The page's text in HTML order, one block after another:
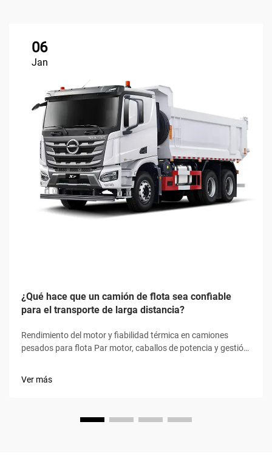
06
Jan
¿Qué hace que un camión de flota sea confiable
para el transporte de larga distancia?
Rendimiento del motor y fiabilidad térmica en camiones
pesados para flota Par motor, caballos de potencia y gestión
Ver más